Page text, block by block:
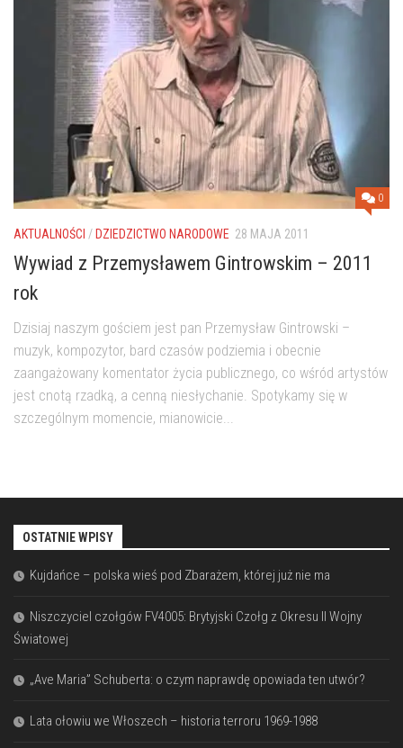
0
AKTUALNOŚCI /DZIEDZICTWO NARODOWE 28 MAJA 2011
Wywiad z Przemysławem Gintrowskim – 2011
rok
Dzisiaj naszym gościem jest pan Przemysław Gintrowski –
muzyk, kompozytor, bard czasów podziemia i obecnie
zaangażowany komentator życia publicznego, co wśród artystów
jest cnotą rzadką, a cenną niesłychanie. Spotykamy się w
szczególnym momencie, mianowicie...
OSTATNIE WPISY
Kujdańce – polska wieś pod Zbarażem, której już nie ma
Niszczyciel czołgów FV4005: Brytyjski Czołg z Okresu II Wojny
Światowej
„Ave Maria” Schuberta: o czym naprawdę opowiada ten utwór?
Lata ołowiu we Włoszech – historia terroru 1969-1988